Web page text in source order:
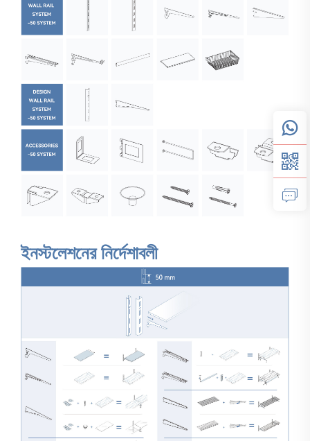
ইনস্টলেশনের নির্দেশাবলী